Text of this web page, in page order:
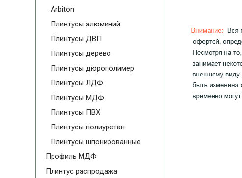
Arbiton
Плинтусы алюминий
Плинтусы ДВП
Плинтусы дерево
Плинтусы дюрополимер
Плинтусы ЛДФ
Плинтусы МДФ
Плинтусы ПВХ
Плинтусы полиуретан
Плинтусы шпонированные
Профиль МДФ
Плинтус распродажа